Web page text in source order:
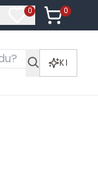
0
Artikel im
0
Artikel
KI